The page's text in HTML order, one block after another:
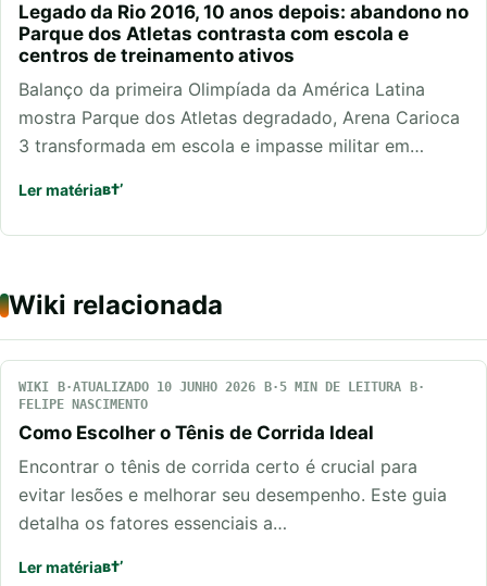
Legado da Rio 2016, 10 anos depois: abandono no
Parque dos Atletas contrasta com escola e
centros de treinamento ativos
Balanço da primeira Olimpíada da América Latina
mostra Parque dos Atletas degradado, Arena Carioca
3 transformada em escola e impasse militar em…
Ler matéria
Wiki relacionada
WIKI ATUALIZADO 10 JUNHO 2026
5 MIN DE LEITURA
FELIPE NASCIMENTO
Como Escolher o Tênis de Corrida Ideal
Encontrar o tênis de corrida certo é crucial para
evitar lesões e melhorar seu desempenho. Este guia
detalha os fatores essenciais a…
Ler matéria